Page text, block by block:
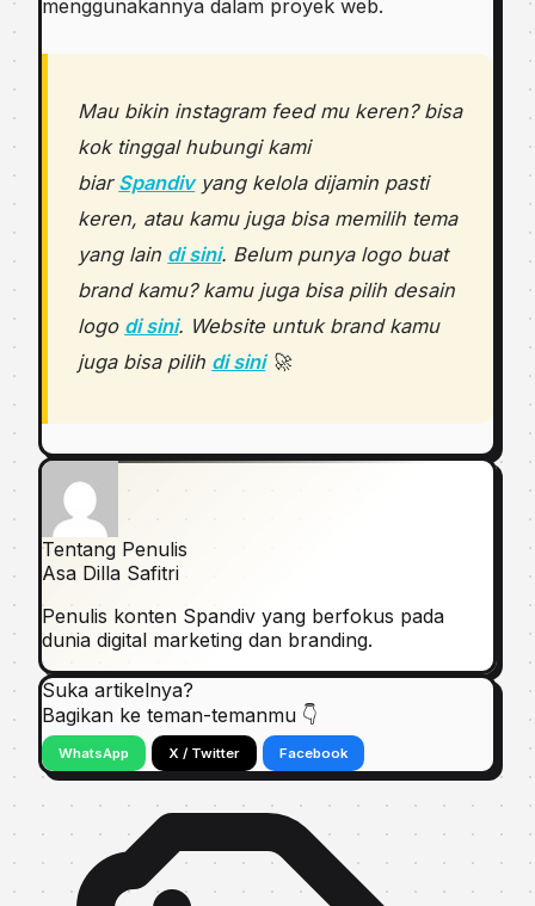
menggunakannya dalam proyek web.
Mau bikin instagram feed mu keren? bisa
kok tinggal hubungi kami
biar Spandivyang kelola dijamin pasti
keren, atau kamu juga bisa memilih tema
yang lain di sini. Belum punya logo buat
brand kamu? kamu juga bisa pilih desain
logo di sini. Website untuk brand kamu
juga bisa pilih di sini🚀
Tentang Penulis
Asa Dilla Safitri
Penulis konten Spandiv yang berfokus pada
dunia digital marketing dan branding.
Suka artikelnya?
Bagikan ke teman-temanmu 👇
WhatsApp X / Twitter Facebook